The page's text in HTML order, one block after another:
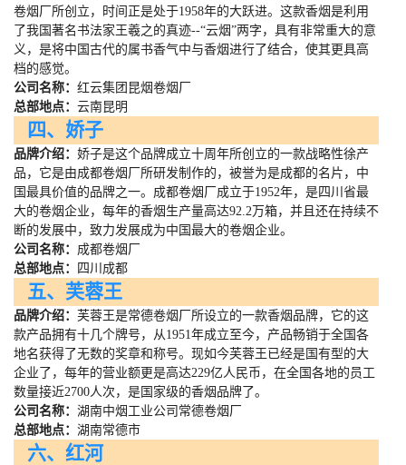
卷烟厂所创立，时间正是处于1958年的大跃进。这款香烟是利用
了我国著名书法家王羲之的真迹--“云烟”两字，具有非常重大的意
义，是将中国古代的属书香气中与香烟进行了结合，使其更具高
档的感觉。
公司名称： 红云集团昆烟卷烟厂
总部地点： 云南昆明
四、娇子
品牌介绍： 娇子是这个品牌成立十周年所创立的一款战略性徐产
品，它是由成都卷烟厂所研发制作的，被誉为是成都的名片，中
国最具价值的品牌之一。成都卷烟厂成立于1952年，是四川省最
大的卷烟企业，每年的香烟生产量高达92.2万箱，并且还在持续不
断的发展中，致力发展成为中国最大的卷烟企业。
公司名称： 成都卷烟厂
总部地点：
四川成都
五、芙蓉王
品牌介绍： 芙蓉王是常德卷烟厂所设立的一款香烟品牌，它的这
款产品拥有十几个牌号，从1951年成立至今，产品畅销于全国各
地名获得了无数的奖章和称号。现如今芙蓉王已经是国有型的大
企业了，每年的营业额更是高达229亿人民币，在全国各地的员工
数量接近2700人次，是国家级的香烟品牌了。
公司名称： 湖南中烟工业公司常德卷烟厂
总部地点： 湖南常德市
六、红河